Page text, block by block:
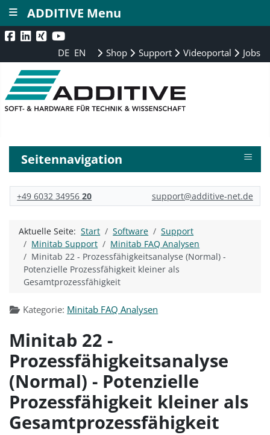
DE EN Shop Support Videoportal Jobs
Seitennavigation ≡
+49 6032 3495620 support@additive-net.de
Aktuelle Seite:Start Software
Support
Minitab Support
Minitab FAQ Analysen
Minitab 22 - Prozessfähigkeitsanalyse (Normal) -
Potenzielle Prozessfähigkeit kleiner als
Gesamtprozessfähigkeit
Kategorie: Minitab FAQ Analysen
Minitab 22 -
Prozessfähigkeitsanalyse
(Normal) - Potenzielle
Prozessfähigkeit kleiner als
Gesamtprozessfähigkeit
ADDITIVE Menu
≡